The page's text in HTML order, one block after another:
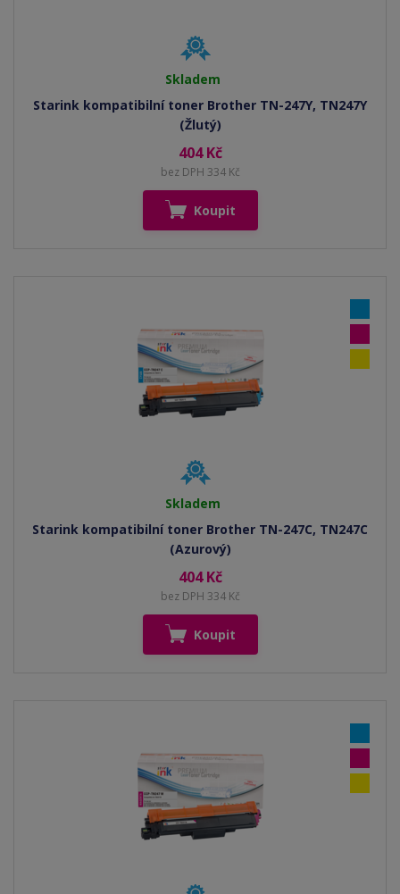
Skladem
Starink kompatibilní toner Brother TN-247Y, TN247Y
(Žlutý)
404 Kč
bez DPH 334 Kč
Koupit
Skladem
Starink kompatibilní toner Brother TN-247C, TN247C
(Azurový)
404 Kč
bez DPH 334 Kč
Koupit